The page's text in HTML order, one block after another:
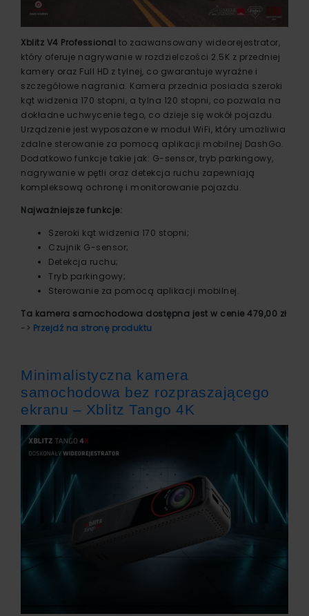
Xblitz V4 Professional to zaawansowany wideorejestrator,
który oferuje nagrywanie w rozdzielczości 2.5K z przedniej
kamery oraz Full HD z tylnej, co gwarantuje wyraźne i
szczegółowe nagrania. Kamera przednia posiada szeroki
kąt widzenia 170 stopni, a tylna 120 stopni, co pozwala na
dokładne uchwycenie tego, co dzieje się wokół pojazdu.
Urządzenie jest wyposażone w moduł WiFi, który umożliwia
zdalne sterowanie za pomocą aplikacji mobilnej DashGo.
Dodatkowo funkcje takie jak: G-sensor, tryb parkingowy,
nagrywanie w pętli oraz detekcja ruchu zapewniają
kompleksową ochronę i monitorowanie pojazdu.
Najważniejsze funkcje:
Szeroki kąt widzenia 170 stopni;
Czujnik G-sensor;
Detekcja ruchu;
Tryb parkingowy;
Sterowanie za pomocą aplikacji mobilnej.
Ta kamera samochodowa dostępna jest w cenie 479,00 zł
-> Przejdź na stronę produktu
Minimalistyczna kamera
samochodowa bez rozpraszającego
ekranu – Xblitz Tango 4K